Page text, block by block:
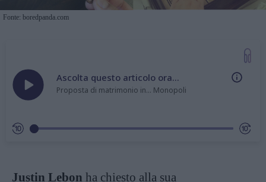
Fonte: boredpanda.com
Ascolta questo articolo ora...
Proposta di matrimonio in... Monopoli
Justin Lebon ha chiesto alla sua